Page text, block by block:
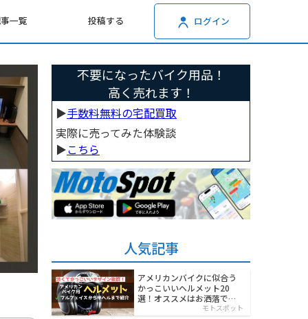
一覧 投稿する ログイン
不要になったバイク用品！
高く売れます！
▶︎手数料無料の宅配買取
実際に売ってみた体験談
▶︎こちら
人気記事
アメリカンバイクに似合う
かっこいいヘルメット20
選！オススメはお洒落でワ
モトスポット